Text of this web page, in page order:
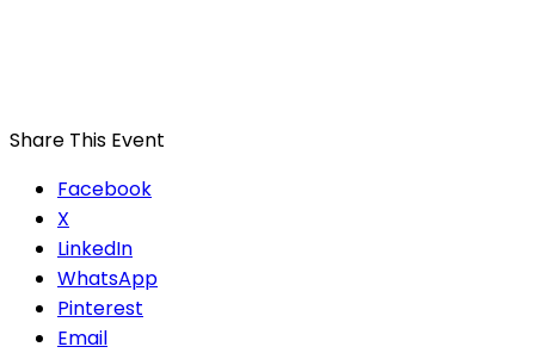
Share This Event
Facebook
X
LinkedIn
WhatsApp
Pinterest
Email